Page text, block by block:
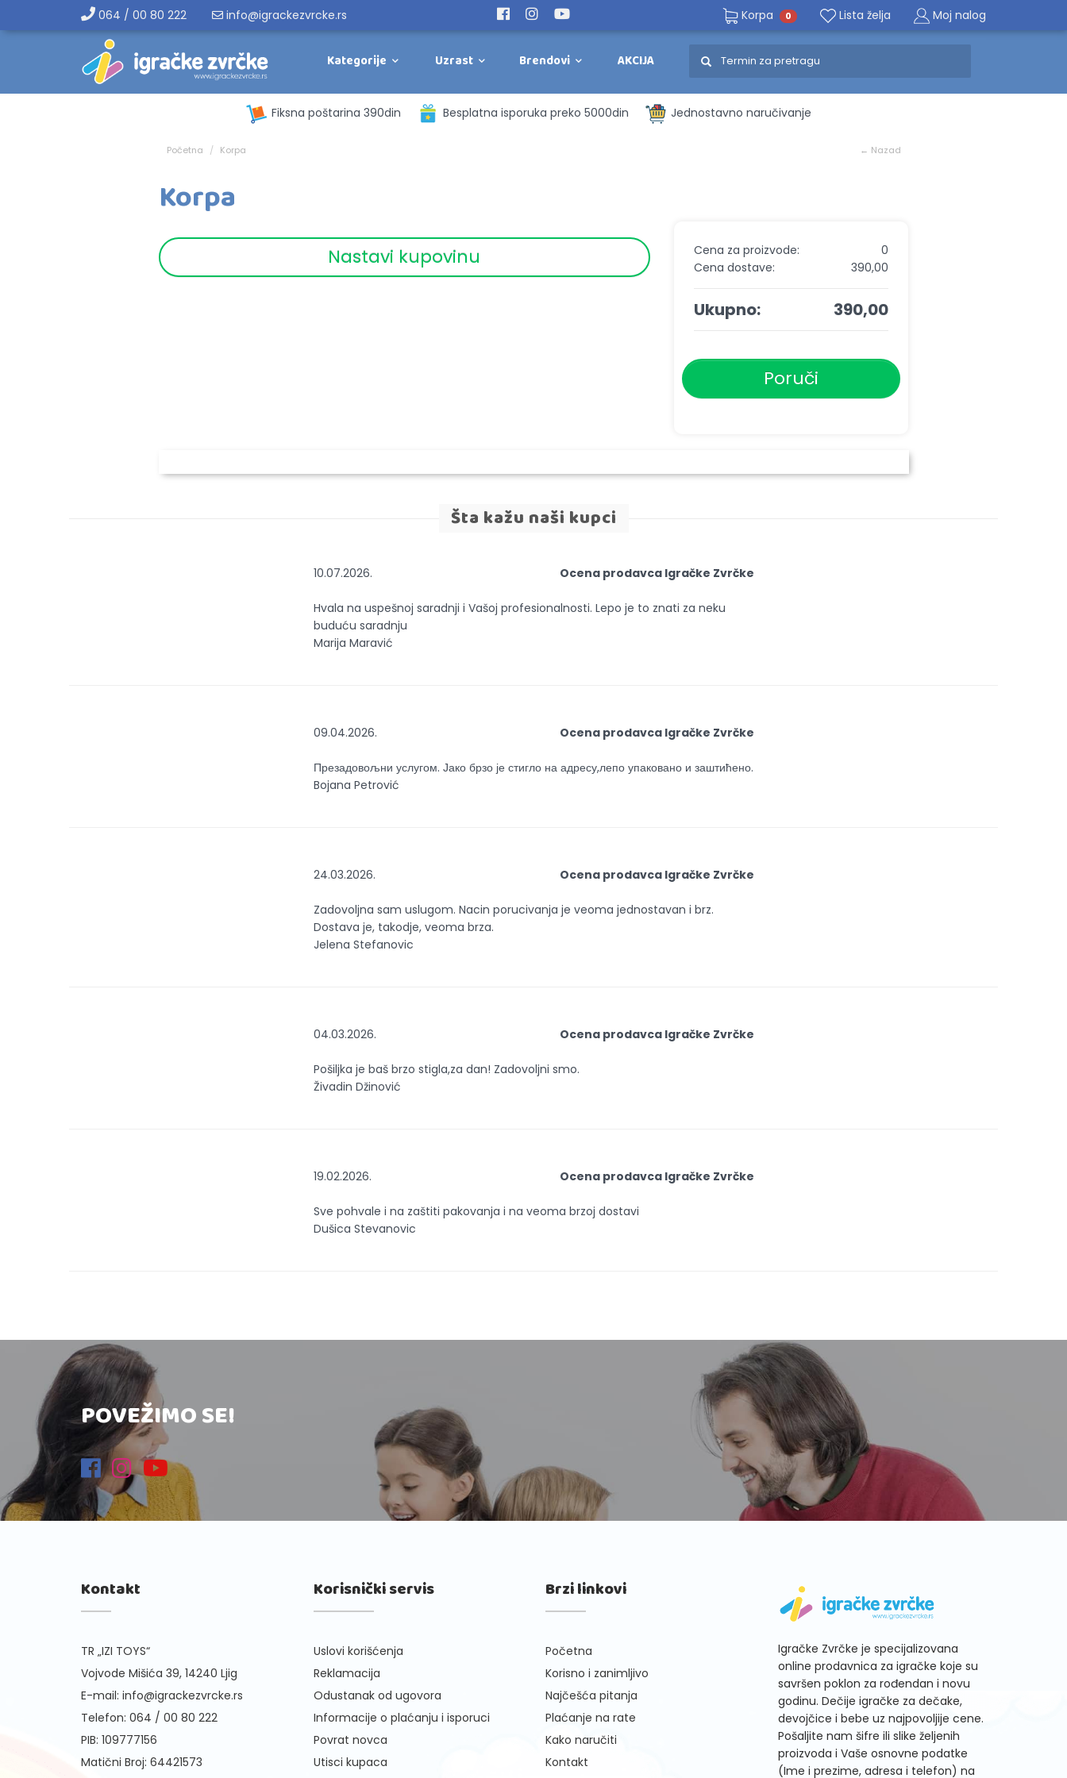
064 / 00 80 222 info@igrackezvrcke.rs Korpa 0 Lista želja Moj nalog
Kategorije Uzrast Brendovi AKCIJA
Fiksna poštarina 390din Besplatna isporuka preko 5000din Jednostavno naručivanje
Početna Korpa ← Nazad
Korpa
Nastavi kupovinu Cena za proizvode:
0
Cena dostave:
390,00
Ukupno: 390,00
Poruči
Šta kažu naši kupci
Ocena prodavca Igračke Zvrčke
10.07.2026.
Hvala na uspešnoj saradnji i Vašoj profesionalnosti. Lepo je to znati za neku
buduću saradnju
Marija Maravić
Ocena prodavca Igračke Zvrčke
09.04.2026.
Презадовољни услугом. Јако брзо је стигло на адресу,лепо упаковано и заштићено.
Bojana Petrović
Ocena prodavca Igračke Zvrčke
24.03.2026.
Zadovoljna sam uslugom. Nacin porucivanja je veoma jednostavan i brz.
Dostava je, takodje, veoma brza.
Jelena Stefanovic
Ocena prodavca Igračke Zvrčke
04.03.2026.
Pošiljka je baš brzo stigla,za dan! Zadovoljni smo.
Živadin Džinović
Ocena prodavca Igračke Zvrčke
19.02.2026.
Sve pohvale i na zaštiti pakovanja i na veoma brzoj dostavi
Dušica Stevanovic
POVEŽIMO SE!
Kontakt
TR „IZI TOYS“
Vojvode Mišića 39, 14240 Ljig
E-mail: info@igrackezvrcke.rs
Telefon: 064 / 00 80 222
PIB: 109777156
Matični Broj: 64421573
Korisnički servis
Uslovi korišćenja
Reklamacija
Odustanak od ugovora
Informacije o plaćanju i isporuci
Povrat novca
Utisci kupaca
Brzi linkovi
Početna
Korisno i zanimljivo
Najčešća pitanja
Plaćanje na rate
Kako naručiti
Kontakt
Igračke Zvrčke je specijalizovana
online prodavnica za igračke koje su
savršen poklon za rođendan i novu
godinu. Dečije igračke za dečake,
devojčice i bebe uz najpovoljije cene.
Pošaljite nam šifre ili slike željenih
proizvoda i Vaše osnovne podatke
(Ime i prezime, adresa i telefon) na